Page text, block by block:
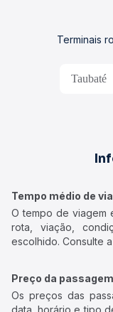
Terminais
Taubaté
Tempo médio de
O tempo de viagem
rota, viação,
escolhido. Consulte
Preço da passagem
Os preços das
data, horário e tipo